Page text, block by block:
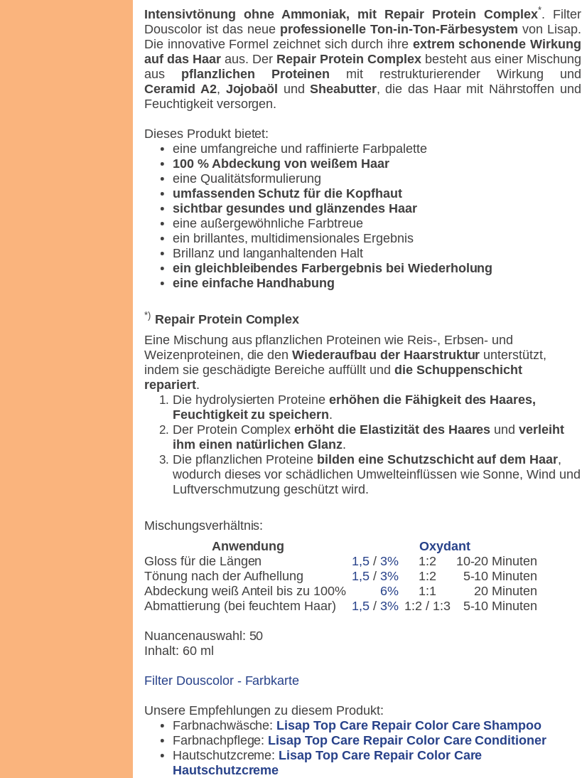
Intensivtönung ohne Ammoniak, mit Repair Protein Complex*. Filter
Douscolor ist das neue professionelle Ton-in-Ton-Färbesystem von Lisap.
Die innovative Formel zeichnet sich durch ihre extrem schonende Wirkung
auf das Haaraus. Der Repair Protein Complexbesteht aus einer Mischung
aus pflanzlichen Proteinen mit restrukturierender Wirkung und
Ceramid A2, Jojobaöl undSheabutter, die das Haar mit Nährstoffen und
Feuchtigkeit versorgen.
Dieses Produkt bietet:
eine umfangreiche und raffinierte Farbpalette
100 % Abdeckung von weißem Haar
eine Qualitätsformulierung
umfassenden Schutz für die Kopfhaut
sichtbar gesundes und glänzendes Haar
eine außergewöhnliche Farbtreue
ein brillantes, multidimensionales Ergebnis
Brillanz und langanhaltenden Halt
ein gleichbleibendes Farbergebnis bei Wiederholung
eine einfache Handhabung
*) Repair Protein Complex
Eine Mischung aus pflanzlichen Proteinen wie Reis-, Erbsen- und
Weizenproteinen, die denWiederaufbau der Haarstruktur unterstützt,
indem sie geschädigte Bereiche auffüllt und die Schuppenschicht
repariert.
Die hydrolysierten Proteineerhöhen die Fähigkeit des Haares,
Feuchtigkeit zu speichern.
Der Protein Complexerhöht die Elastizität des Haares undverleiht
ihm einen natürlichen Glanz.
Die pflanzlichen Proteine bilden eine Schutzschicht auf dem Haar,
wodurch dieses vor schädlichen Umwelteinflüssen wie Sonne, Wind und
Luftverschmutzung geschützt wird.
Mischungsverhältnis:
Anwendung
Oxydant
Gloss für die Längen
1,5/ 3% 1:2
10-20 Minuten
Tönung nach der Aufhellung
1,5/ 3% 1:2
5-10 Minuten
Abdeckung weiß Anteil bis zu 100%
6% 1:1
20 Minuten
Abmattierung (bei feuchtem Haar)
1,5/ 3% 1:2 / 1:3 5-10 Minuten
Nuancenauswahl: 50
Inhalt: 60 ml
Filter Douscolor - Farbkarte
Unsere Empfehlungen zu diesem Produkt:
Farbnachwäsche: Lisap Top Care Repair Color Care Shampoo
Farbnachpflege: Lisap Top Care Repair Color Care Conditioner
Hautschutzcreme: Lisap Top Care Repair Color Care
Hautschutzcreme